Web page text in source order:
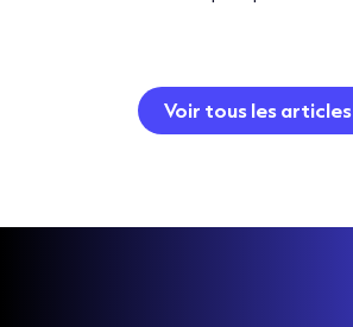
Voir tous les articles